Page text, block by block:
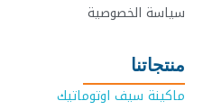
سياسة الخصوصية
منتجاتنا
ماكينة سيف اوتوماتيك